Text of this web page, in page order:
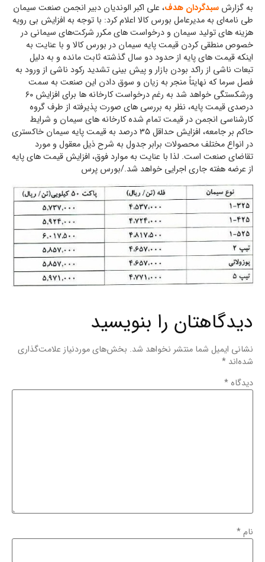
به گزارش سبدگردان هدف، علی اکبر الوندیان دبیر انجمن صنعت سیمان
طی نامه‌ای به مدیرعامل بورس کالا اعلام کرد: با توجه به افزایش بی رویه
هزینه های تولید سیمان و درخواست های مکرر شرکت‌های سیمانی در
خصوص منطقی کردن قیمت پایه سیمان در بورس کالا و با عنایت به
اینکه قیمت های پایه از حدود دو سال گذشته ثابت مانده و به دلیل
تبعات ناشی از راکد بودن بازار و پیش بینی تشدید رکود ناشی از ورود به
فصل سرما که نهایتاً منجر به زیان و سوق دادن این صنعت به سمت
ورشکستگی خواهد شد به رغم درخواست کارخانه ها برای افزایش ۶۰
درصدی قیمت پایه، نظر به بررسی های صورت پذیرفته از طرف گروه
کارشناسی انجمن در قیمت تمام شده کارخانه های سیمان و شرایط
حاکم بر جامعه، افزایش حداقل ۳۵ درصد به قیمت پایه سیمان خاکستری
در انواع مختلف محصولات برابر جدول به شرح ذیل معقول و مورد
تقاضای صنعت است. لذا با عنایت به موارد فوق، افزایش قیمت های پایه
از عرضه هفته جاری اجرایی خواهد شد./بورس پرس
دیدگاهتان را بنویسید
نشانی ایمیل شما منتشر نخواهد شد. بخش‌های موردنیاز علامت‌گذاری
شده‌اند *
دیدگاه *
نام*